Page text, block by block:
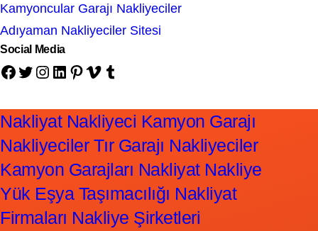
Kamyoncular Garajı Nakliyeciler
Adıyaman Nakliyeciler Sitesi
Social Media
Facebook Twitter Instagram LinkedIn Pinterest Vimeo Tumblr
Nakliyat Nakliyeci Kamyon Garajı
Nakliyeciler Tır Garajı Nakliyeciler
Kamyon Garajları Nakliyat Nakliye
Yük Eşya Taşımacılığı Nakliyat
Firmaları Nakliye Şirketleri